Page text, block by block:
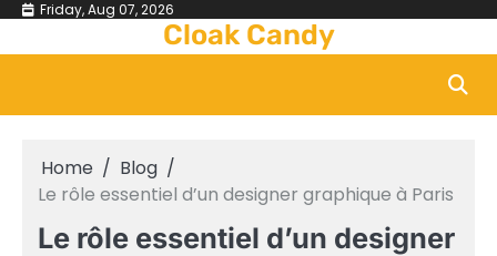
Skip Friday, Aug 07, 2026
Cloak Candy
Home
Blog
Le rôle essentiel d’un designer graphique à Paris
Le rôle essentiel d’un designer